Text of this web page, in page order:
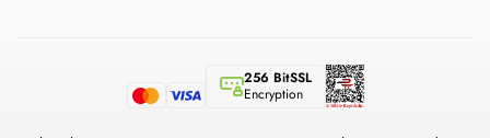
256 BitSSL
Encryption